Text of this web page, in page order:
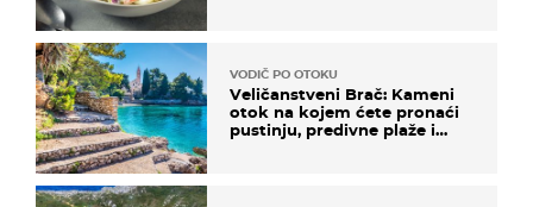
VODIČ PO OTOKU
Veličanstveni Brač: Kameni
otok na kojem ćete pronaći
pustinju, predivne plaže i